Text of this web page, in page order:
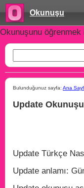
Okunuşu
Okunuşunu öğrenmek
Bulunduğunuz sayfa: Ana
Update Okunuşu
Update Türkçe
Update anlamı: